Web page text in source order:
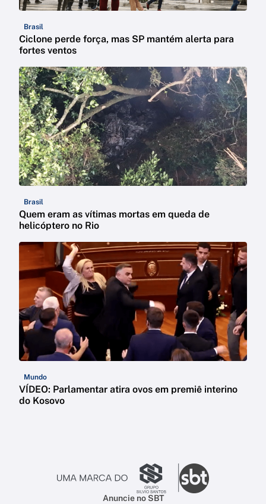
Brasil
Ciclone perde força, mas SP mantém alerta para
fortes ventos
Brasil
Quem eram as vítimas mortas em queda de
helicóptero no Rio
Mundo
VÍDEO: Parlamentar atira ovos em premiê interino
do Kosovo
Anuncie no SBT